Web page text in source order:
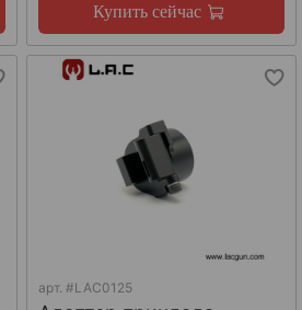
Купить сейчас
арт.#LAC0125